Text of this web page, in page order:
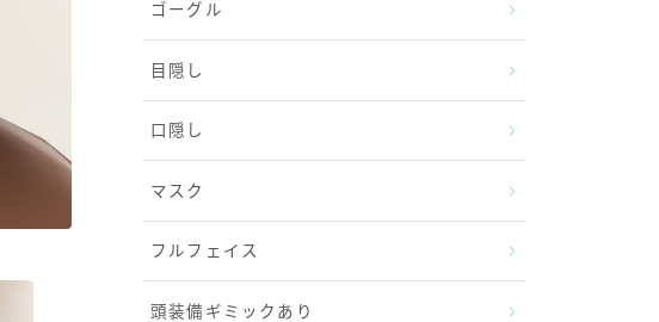
ゴーグル
目隠し
口隠し
マスク
フルフェイス
頭装備ギミックあり